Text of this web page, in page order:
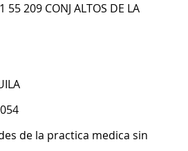
55 209 CONJ ALTOS DE LA
de la practica medica sin